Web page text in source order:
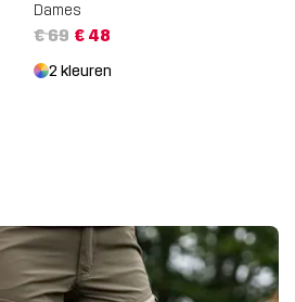
Dames
€ 69 € 48
2 kleuren